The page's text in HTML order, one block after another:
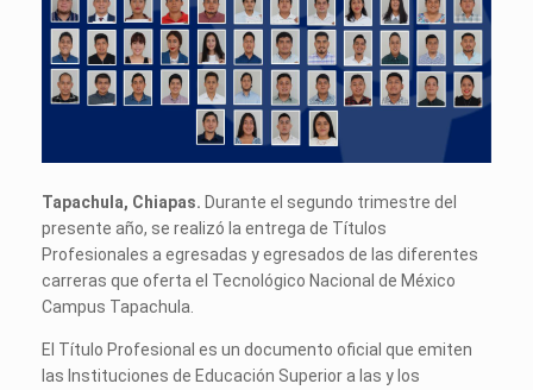
Tapachula, Chiapas. Durante el segundo trimestre del
presente año, se realizó la entrega de Títulos
Profesionales a egresadas y egresados de las diferentes
carreras que oferta el Tecnológico Nacional de México
Campus Tapachula.
El Título Profesional es un documento oficial que emiten
las Instituciones de Educación Superior a las y los